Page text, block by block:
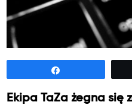
Ekipa TaZa żegna się